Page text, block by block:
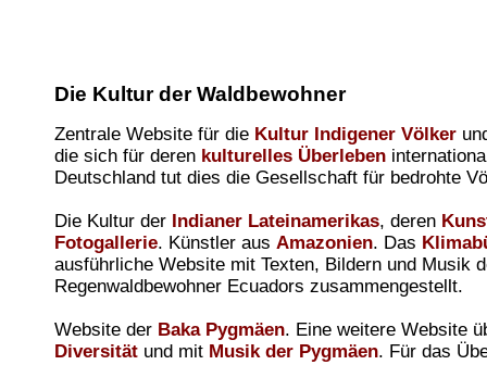
Die Kultur der Waldbewohner
Zentrale Website für die Kultur Indigener Völker
die sich für deren kulturelles Überleben
Deutschland tut dies die Gesellschaft für bedrohte
Die Kultur der Indianer Lateinamerikas, deren
Fotogallerie. Künstler aus Amazonien. Das
ausführliche Website mit Texten, Bildern und Musik
Regenwaldbewohner Ecuadors zusammengestellt.
Website der Baka Pygmäen. Eine weitere Website
Diversität und mit Musik der Pygmäen. Für das